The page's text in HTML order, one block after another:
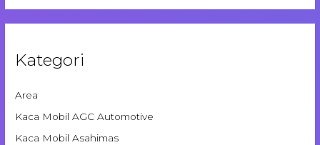
Kategori
Area
Kaca Mobil AGC Automotive
Kaca Mobil Asahimas